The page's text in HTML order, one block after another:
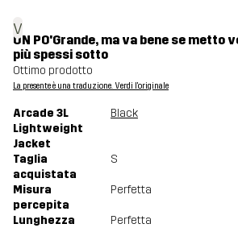
v
UN PO'Grande, ma va bene se metto
più spessi sotto
Ottimo prodotto
La presente è una traduzione. Verdi l'originale
Arcade 3L
Lightweight
Jacket
Black
Taglia
acquistata
S
Misura
percepita
Perfetta
Lunghezza Perfetta